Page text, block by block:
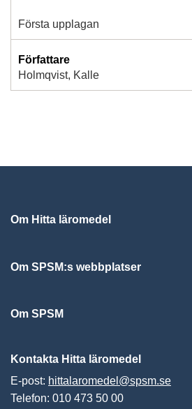
Första upplagan
Författare
Holmqvist, Kalle
Om Hitta läromedel
Om SPSM:s webbplatser
Om SPSM
Kontakta Hitta läromedel
E-post: hittalaromedel@spsm.se
Telefon: 010 473 50 00